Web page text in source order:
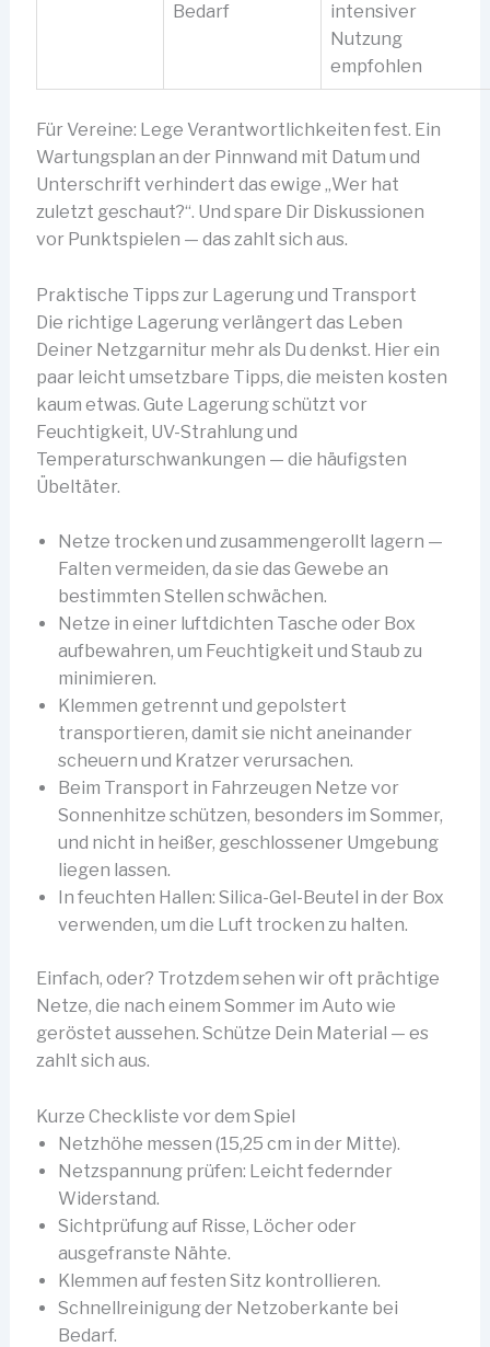
Bedarf
intensiver
Nutzung
empfohlen
Für Vereine: Lege Verantwortlichkeiten fest. Ein
Wartungsplan an der Pinnwand mit Datum und
Unterschrift verhindert das ewige „Wer hat
zuletzt geschaut?“. Und spare Dir Diskussionen
vor Punktspielen — das zahlt sich aus.
Praktische Tipps zur Lagerung und Transport
Die richtige Lagerung verlängert das Leben
Deiner Netzgarnitur mehr als Du denkst. Hier ein
paar leicht umsetzbare Tipps, die meisten kosten
kaum etwas. Gute Lagerung schützt vor
Feuchtigkeit, UV-Strahlung und
Temperaturschwankungen — die häufigsten
Übeltäter.
Netze trocken und zusammengerollt lagern —
Falten vermeiden, da sie das Gewebe an
bestimmten Stellen schwächen.
Netze in einer luftdichten Tasche oder Box
aufbewahren, um Feuchtigkeit und Staub zu
minimieren.
Klemmen getrennt und gepolstert
transportieren, damit sie nicht aneinander
scheuern und Kratzer verursachen.
Beim Transport in Fahrzeugen Netze vor
Sonnenhitze schützen, besonders im Sommer,
und nicht in heißer, geschlossener Umgebung
liegen lassen.
In feuchten Hallen: Silica-Gel-Beutel in der Box
verwenden, um die Luft trocken zu halten.
Einfach, oder? Trotzdem sehen wir oft prächtige
Netze, die nach einem Sommer im Auto wie
geröstet aussehen. Schütze Dein Material — es
zahlt sich aus.
Kurze Checkliste vor dem Spiel
Netzhöhe messen (15,25 cm in der Mitte).
Netzspannung prüfen: Leicht federnder
Widerstand.
Sichtprüfung auf Risse, Löcher oder
ausgefranste Nähte.
Klemmen auf festen Sitz kontrollieren.
Schnellreinigung der Netzoberkante bei
Bedarf.